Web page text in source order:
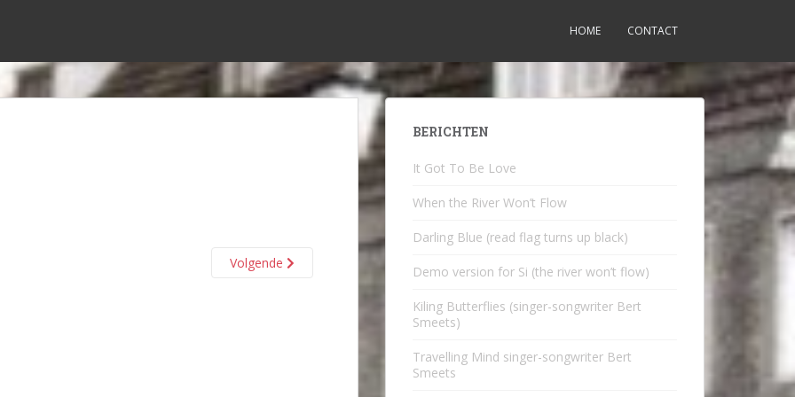
HOME CONTACT
Volgende
BERICHTEN
It Got To Be Love
When the River Won’t Flow
Darling Blue (read flag turns up black)
Demo version for Si (the river won’t flow)
Kiling Butterflies (singer-songwriter Bert
Smeets)
Travelling Mind singer-songwriter Bert
Smeets